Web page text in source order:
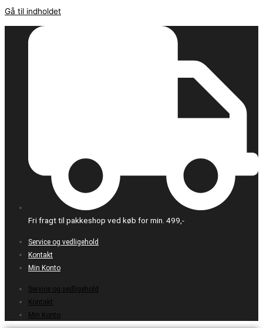
Gå til indholdet
Fri fragt til pakkeshop ved køb for min. 499,-
Service og vedligehold
Kontakt
Min Konto
Service og vedligehold
Kontakt
Min Konto